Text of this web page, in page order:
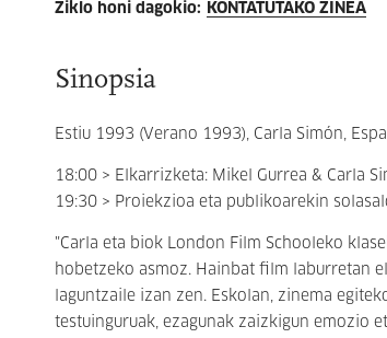
Ziklo honi dagokio: KONTATUTAKO ZINEA
Sinopsia
Estiu 1993 (Verano 1993), Carla Simón,
18:00 > Elkarrizketa: Mikel Gurrea & Carla
19:30 > Proiekzioa eta publikoarekin
"Carla eta biok London Film Schooleko
hobetzeko asmoz. Hainbat film laburretan
laguntzaile izan zen. Eskolan, zinema
testuinguruak, ezagunak zaizkigun emozio